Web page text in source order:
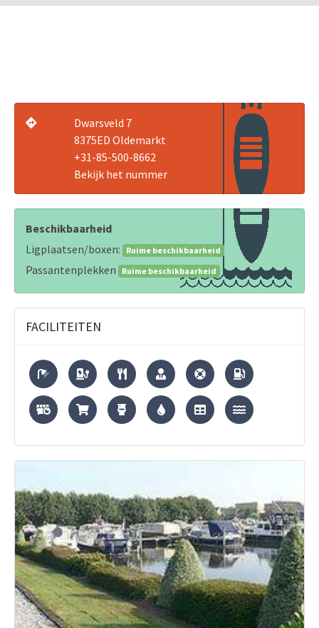
Dwarsveld 7
8375ED Oldemarkt
+31-85-500-8662
Bekijk het nummer
Beschikbaarheid
Ligplaatsen/boxen:
Ruime beschikbaarheid
Passantenplekken Ruime beschikbaarheid
FACILITEITEN